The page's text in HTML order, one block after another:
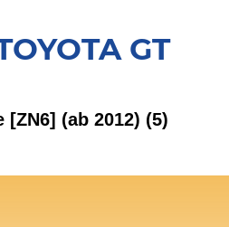
GT
[ZN6] (ab 2012) (5)